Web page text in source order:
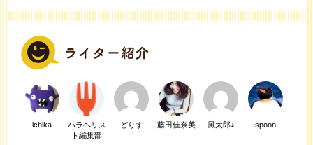
ichika
ハラヘリス
ト編集部
どりす 藤田佳奈美 風太郎♪ spoon